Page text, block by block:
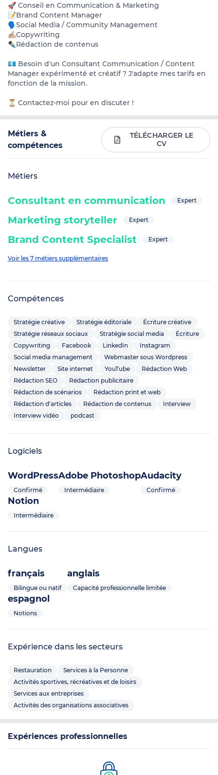
🚀 Conseil en Communication & Marketing
📝Brand Content Manager
🗣️Social Media / Community Management
✍🏼Copywriting
✒️Rédaction de contenus
💶 Besoin d'un Consultant Communication / Content
Manager expérimenté et créatif ? J'adapte mes tarifs en
fonction de la mission.
⏳ Contactez-moi pour en discuter !
Métiers &
compétences
TÉLÉCHARGER LE
CV
Métiers
Consultant en communication Expert
Marketing storyteller Expert
Brand Content Specialist Expert
Voir les 7 métiers supplémentaires
Compétences
Stratégie créative Stratégie éditoriale
Écriture créative
Stratégie réseaux sociaux
Stratégie social media
Écriture
Copywriting
Facebook LinkedIn
Instagram
Social media management
Webmaster sous Wordpress
Newsletter
Site internet YouTube
Rédaction Web
Rédaction SEO
Rédaction publicitaire
Rédaction de scénarios
Rédaction print et web
Rédaction d'articles
Rédaction de contenus
Interview
Interview vidéo
podcast
Logiciels
WordPress
Confirmé
Adobe Photoshop
Intermédiaire
Audacity
Confirmé
Notion
Intermédiaire
Langues
français
Bilingue ou natif
anglais
Capacité professionnelle limitée
espagnol
Notions
Expérience dans les secteurs
Restauration
Services à la Personne
Activités sportives, récréatives et de loisirs
Services aux entreprises
Activités des organisations associatives
Expériences professionnelles